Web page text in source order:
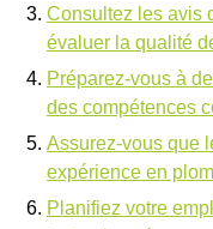
Consultez les avis
évaluer la qualité
Préparez-vous à
des compétences
Assurez-vous que
expérience en
Planifiez votre